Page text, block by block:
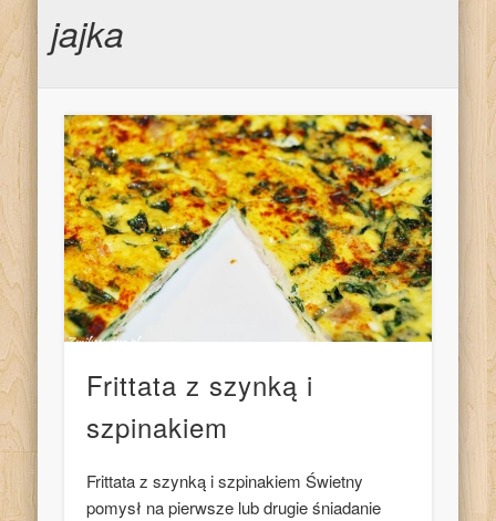
jajka
Frittata z szynką i
szpinakiem
Frittata z szynką i szpinakiem Świetny
pomysł na pierwsze lub drugie śniadanie